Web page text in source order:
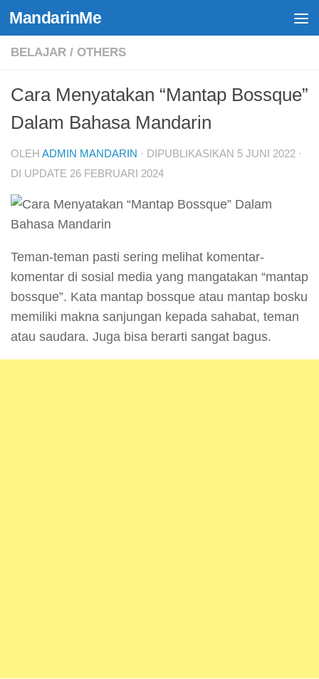
Skip to content
MandarinMe
BELAJAR / OTHERS
Cara Menyatakan “Mantap Bossque”
Dalam Bahasa Mandarin
OLEH ADMIN MANDARIN · DIPUBLIKASIKAN 5 JUNI 2022 ·
DI UPDATE 26 FEBRUARI 2024
Teman-teman pasti sering melihat komentar-
komentar di sosial media yang mangatakan “mantap
bossque”. Kata mantap bossque atau mantap bosku
memiliki makna sanjungan kepada sahabat, teman
atau saudara. Juga bisa berarti sangat bagus.